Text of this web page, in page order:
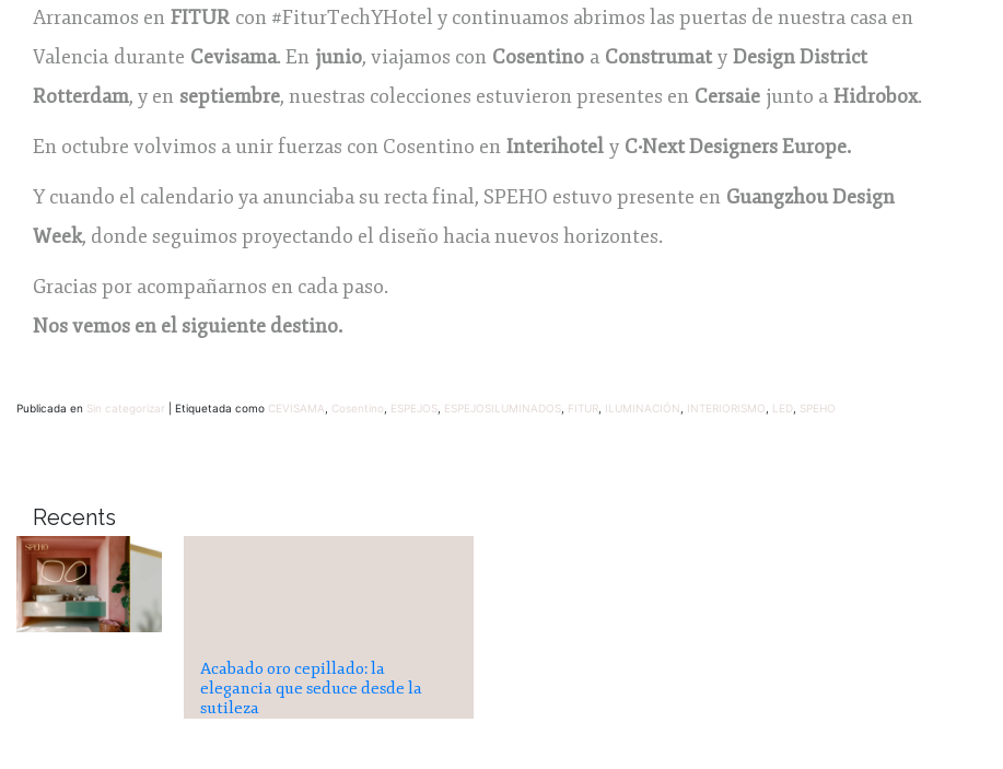
Arrancamos en FITUR con #FiturTechYHotel y continuamos abrimos las puertas de nuestra casa en
Valencia durante Cevisama. En junio, viajamos con Cosentino a Construmaty Design District
Rotterdam, y en septiembre, nuestras colecciones estuvieron presentes en Cersaie junto aHidrobox.
En octubre volvimos a unir fuerzas con Cosentino en Interihotel y C·Next Designers Europe.
Y cuando el calendario ya anunciaba su recta final, SPEHO estuvo presente en Guangzhou Design
Week, donde seguimos proyectando el diseño hacia nuevos horizontes.
Gracias por acompañarnos en cada paso.
Nos vemos en el siguiente destino.
Publicada en Sin categorizar Etiquetada como CEVISAMA Cosentino ESPEJOS ESPEJOSILUMINADOS FITUR ILUMINACIÓN INTERIORISMO LED SPEHO
Recents
Acabado oro cepillado: la
elegancia que seduce desde la
sutileza